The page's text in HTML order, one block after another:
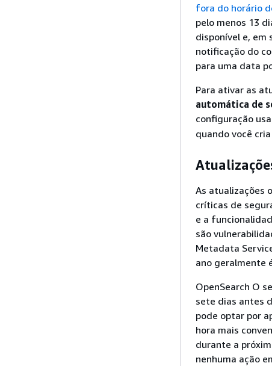
fora do horário
pelo menos 13
disponível e, em
notificação do
para uma data
Para ativar as
automática de
configuração
quando você
As atualizações
críticas de
e a
são
Metadata
ano geralmente
OpenSearch O
sete dias antes
pode optar por
hora mais
durante a
nenhuma ação